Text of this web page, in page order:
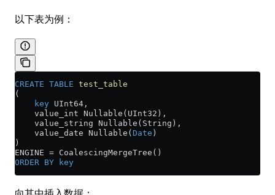
以下表为例：
CREATE TABLE test_table
(
    key
UInt64,
    value_int Nullable(UInt32),
    value_string Nullable(String),
    value_date Nullable(
Date )
)
ENGINE = CoalescingMergeTree()
ORDER BY key